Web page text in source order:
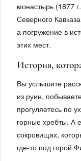
монастырь (1877
Северного
а погружение в
этих мест.
История,
Вы услышите
из руин,
прогуляетесь по
горные хребты. А
сокровищах,
где-то под горой